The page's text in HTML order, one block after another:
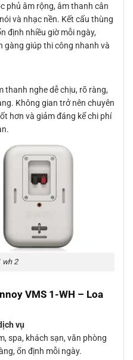
phủ âm rộng, âm thanh cân
và nhạc nền. Kết cấu thùng
định nhiều giờ mỗi ngày,
gàng giúp thi công nhanh và
thanh nghe dễ chịu, rõ ràng,
Không gian trở nên chuyên
hơn và giảm đáng kể chi phí
wh 2
VMS 1-WH – Loa
vụ
spa, khách sạn, văn phòng
ổn định mỗi ngày.